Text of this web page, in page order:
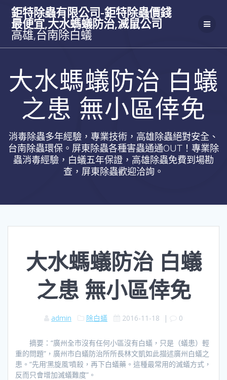
Skip
to
content
鉅特除蟲有限公司-鉅特除蟲價錢
最便宜,大水螞蟻防治,滅鼠公司
高雄,台南除白蟻
大水螞蟻防治 白蟻
之患 無小區倖免
消毒除蟲多年經驗，專業技術，高雄除蟲絕對安全、
台南除蟲環保。屏東除蟲各種害蟲通通OUT！專業除
蟲消毒經驗，白蟻五年保證，高雄除蟲免費到場勘
查，屏東除蟲歡迎洽詢。
大水螞蟻防治 白蟻
之患 無小區倖免
admin 除白蟻 2016-11-18 | 0
摘要：“廣州全市沒有任何小區沒有白蟻，只是（蟻患）輕
重的問題”，廣州市白蟻防治所所長林文凱如此描述廣州白蟻之
患。“先用‘黑旋風’噴殺，再下白蟻藥。這種最常用的滅蟻方式，
反而只會增加滅蟻難度”。